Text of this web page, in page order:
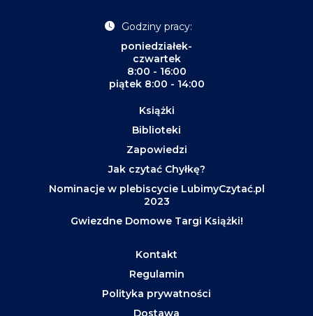
Godziny pracy:
poniedziałek-
czwartek
8:00 - 16:00
piątek 8:00 - 14:00
Książki
Biblioteki
Zapowiedzi
Jak czytać Chyłkę?
Nominacje w plebiscycie LubimyCzytać.pl
2023
Gwiezdne Domowe Targi Książki!
Kontakt
Regulamin
Polityka prywatności
Dostawa